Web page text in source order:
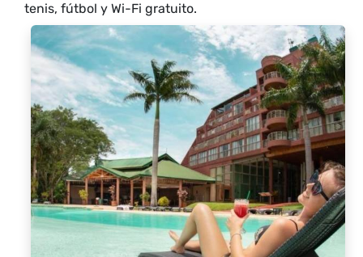
tenis, fútbol y Wi-Fi gratuito.